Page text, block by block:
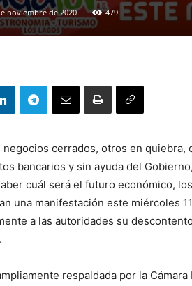
noviembre de 2020 479
negocios cerrados, otros en
bancarios y sin ayuda del
cuál será el futuro económico,
una manifestación este miércoles
a las autoridades su
respaldada por la